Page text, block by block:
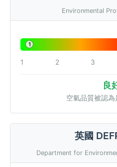
Environmental
1
1 2 3
良
空氣品質被認
英國
Department for